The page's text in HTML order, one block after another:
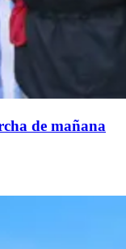
de mañana